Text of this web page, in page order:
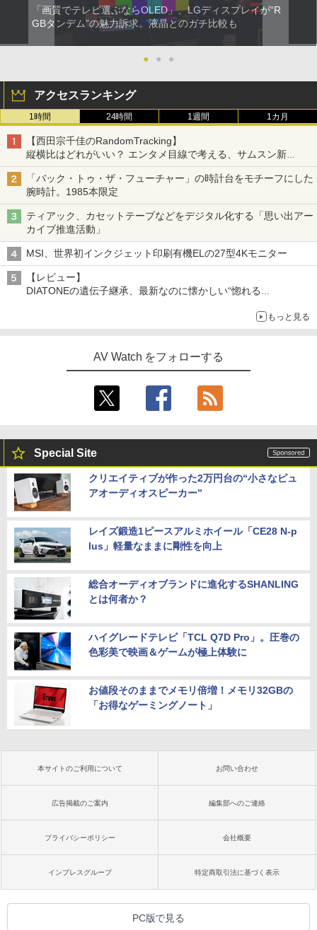
「画質でテレビ選ぶならOLED」、LGディスプレイが“R
GBタンデム”の魅力訴求。液晶とのガチ比較も
● ● ●
アクセスランキング
1時間 24時間 1週間 1カ月
【西田宗千佳のRandomTracking】
縦横比はどれがいい？ エンタメ目線で考える、サムスン新
「Galaxy Z Fold」
「バック・トゥ・ザ・フューチャー」の時計台をモチーフにした
腕時計。1985本限定
ティアック、カセットテープなどをデジタル化する「思い出アー
カイブ推進活動」
MSI、世界初インクジェット印刷有機ELの27型4Kモニター
【レビュー】
DIATONEの遺伝子継承、最新なのに懐かしい“惚れる
もっと見る
AV Watch をフォローする
Special Site
クリエイティブが作った2万円台の“小さなピュ
アオーディオスピーカー”
レイズ鍛造1ピースアルミホイール「CE28 N-p
lus」軽量なままに剛性を向上
総合オーディオブランドに進化するSHANLING
とは何者か？
ハイグレードテレビ「TCL Q7D Pro」。圧巻の
色彩美で映画＆ゲームが極上体験に
お値段そのままでメモリ倍増！メモリ32GBの
「お得なゲーミングノート」
本サイトのご利用について お問い合わせ
広告掲載のご案内 編集部へのご連絡
プライバシーポリシー 会社概要
インプレスグループ 特定商取引法に基づく表示
PC版で見る